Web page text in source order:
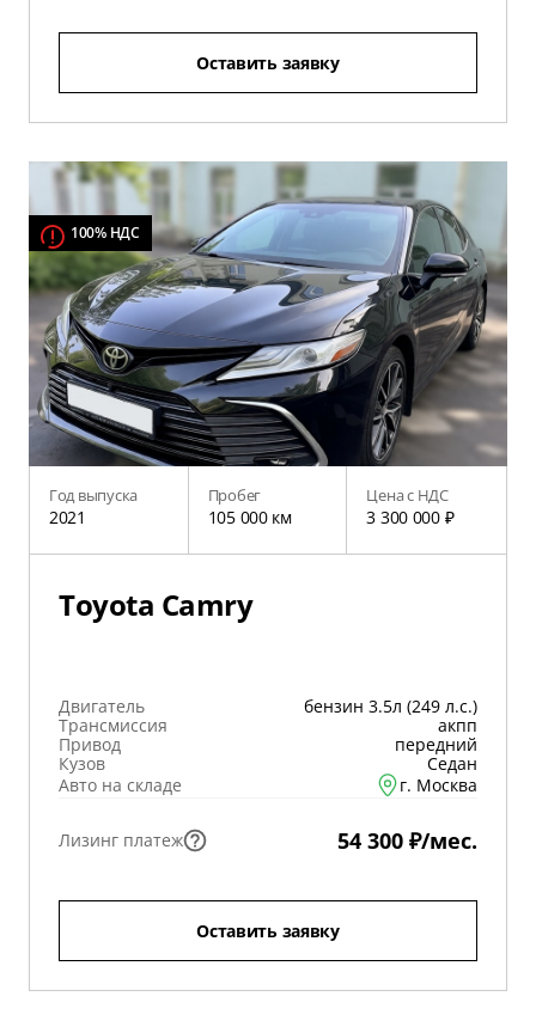
Оставить заявку
100% НДС
Год выпуска
2021
Пробег
105 000 км
Цена с НДС
3 300 000 ₽
Toyota Camry
Двигатель
бензин 3.5л (249 л.с.)
Трансмиссия
акпп
Привод
передний
Кузов
Седан
Авто на складе
г. Москва
Лизинг платеж 54 300 ₽/мес.
Оставить заявку